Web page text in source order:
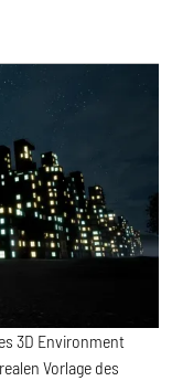
3D Environment
Vorlage des